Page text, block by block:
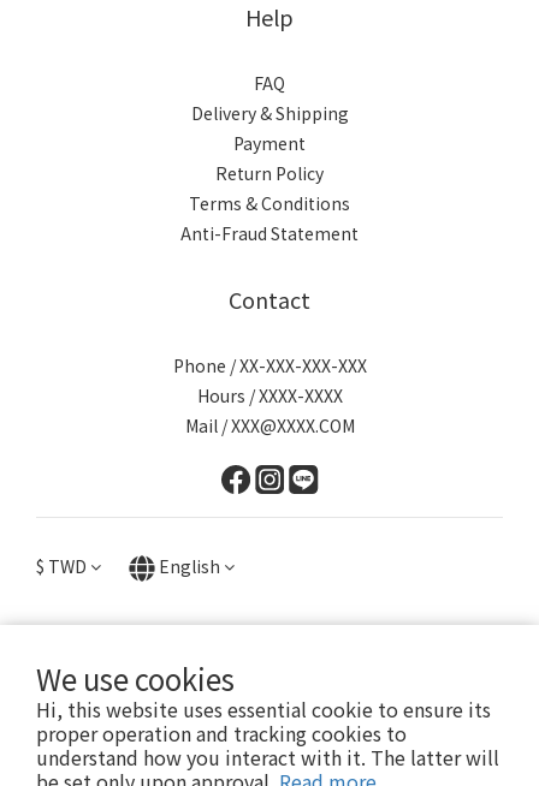
We use cookies
Hi, this website uses essential cookie to ensure its
proper operation and tracking cookies to
understand how you interact with it. The latter will
Help
FAQ
Delivery & Shipping
Payment
Return Policy
Terms & Conditions
Anti-Fraud Statement
Contact
Phone / XX-XXX-XXX-XXX
Hours / XXXX-XXXX
Mail / XXX@XXXX.COM
$ TWD English
提醒您，我們不會以電話或簡訊方式通知變更付款方式。
Copyright© 2024 Lotin Accessory